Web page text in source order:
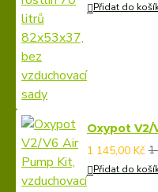
Přidat do
Oxypot V2/
1 145,00 Kč 1
Přidat do